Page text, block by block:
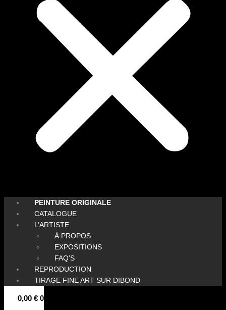
PEINTURE ORIGINALE
CATALOGUE
L’ARTISTE
À PROPOS
EXPOSITIONS
FAQ’S
REPRODUCTION
TIRAGE FINE ART SUR DIBOND
0,00 € 0